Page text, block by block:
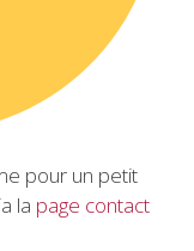
pour un petit
la page contact